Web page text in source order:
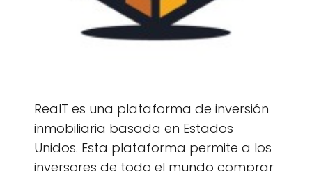
RealT es una plataforma de inversión
inmobiliaria basada en Estados
Unidos. Esta plataforma permite a los
inversores de todo el mundo comprar